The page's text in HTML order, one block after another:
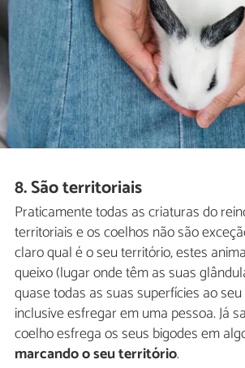
8. São territoriais
Praticamente todas as criaturas do
territoriais e os coelhos não são
claro qual é o seu território, estes
queixo (lugar onde têm as suas
quase todas as suas superfícies ao
inclusive esfregar em uma pessoa. Já
coelho esfrega os seus bigodes em
marcando o seu território.